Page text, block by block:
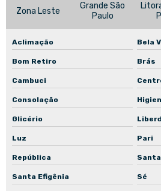
Troca de rolamento de motor
Manutenção corretiva de bomba centrífuga
Manutenção corretiva de bomba submersa
Manutenção corretiva de bomba
Manutenção corretiva de bomba de
Manutenção corretiva de bomba de
Manutenção corretiva de bomba de incêndio
Manutenção corretiva de bomba para
Zona Leste
Grande São
Paulo
Aclimação Bela
Bom Retiro Brás
Cambuci
Consolação
Glicério
Luz Pari
República
Santa Efigênia Sé